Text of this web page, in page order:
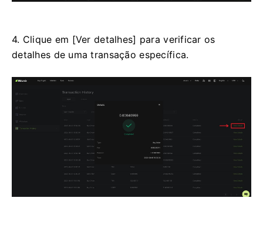
4. Clique em [Ver detalhes] para verificar os
detalhes de uma transação específica.